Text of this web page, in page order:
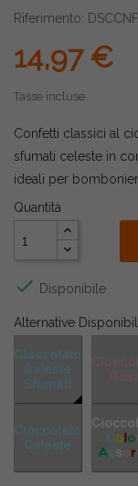
Riferimento:
14,97 €
Tasse incluse
Confetti classici al
sfumati celeste in
ideali per
Quantità
 Disponibile
Alternative